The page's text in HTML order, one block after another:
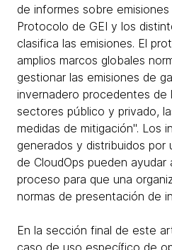
de informes sobre
Protocolo de GEI y los
clasifica las emisiones. El
amplios marcos globales
gestionar las emisiones de
invernadero procedentes de
sectores público y privado,
medidas de mitigación". Los
generados y distribuidos por
de CloudOps pueden ayudar
proceso para que una
normas de presentación de
En la sección final de este
caso de uso específico de